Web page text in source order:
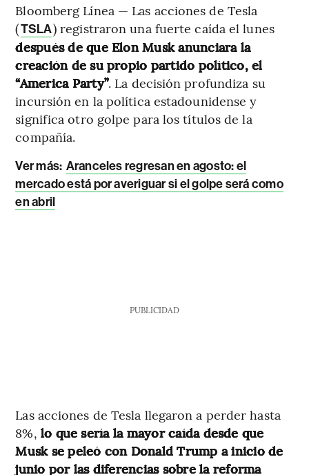
Bloomberg Línea — Las acciones de Tesla
(TSLA) registraron una fuerte caída el lunes
después de que Elon Musk anunciara la
creación de su propio partido político, el
“America Party”. La decisión profundiza su
incursión en la política estadounidense y
significa otro golpe para los títulos de la
compañía.
Ver más: Aranceles regresan en agosto: el
mercado está por averiguar si el golpe será como
en abril
PUBLICIDAD
Las acciones de Tesla llegaron a perder hasta
8%, lo que sería la mayor caída desde que
Musk se peleó con Donald Trump a inicio de
junio por las diferencias sobre la reforma